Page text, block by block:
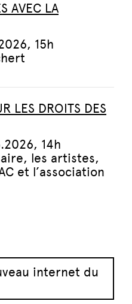
AVEC LA
15h
LES DROITS DES
14h
les artistes,
et l’association
internet du